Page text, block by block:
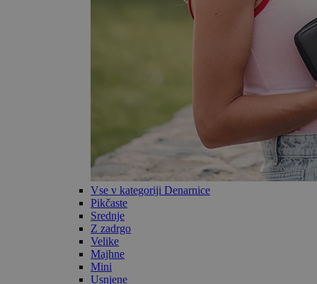
Vse v kategoriji Denarnice
Pikčaste
Srednje
Z zadrgo
Velike
Majhne
Mini
Usnjene